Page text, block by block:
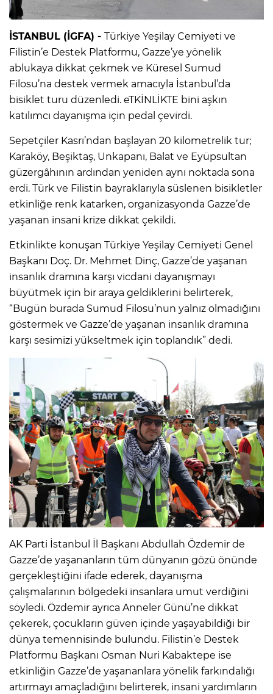
İSTANBUL (İGFA) - Türkiye Yeşilay Cemiyeti ve
Filistin’e Destek Platformu, Gazze’ye yönelik
ablukaya dikkat çekmek ve Küresel Sumud
Filosu’na destek vermek amacıyla İstanbul’da
bisiklet turu düzenledi. eTKİNLİKTE bini aşkın
katılımcı dayanışma için pedal çevirdi.
Sepetçiler Kasrı’ndan başlayan 20 kilometrelik tur;
Karaköy, Beşiktaş, Unkapanı, Balat ve Eyüpsultan
güzergâhının ardından yeniden aynı noktada sona
erdi. Türk ve Filistin bayraklarıyla süslenen bisikletler
etkinliğe renk katarken, organizasyonda Gazze’de
yaşanan insani krize dikkat çekildi.
Etkinlikte konuşan Türkiye Yeşilay Cemiyeti Genel
Başkanı Doç. Dr. Mehmet Dinç, Gazze’de yaşanan
insanlık dramına karşı vicdani dayanışmayı
büyütmek için bir araya geldiklerini belirterek,
“Bugün burada Sumud Filosu’nun yalnız olmadığını
göstermek ve Gazze’de yaşanan insanlık dramına
karşı sesimizi yükseltmek için toplandık” dedi.
AK Parti İstanbul İl Başkanı Abdullah Özdemir de
Gazze’de yaşananların tüm dünyanın gözü önünde
gerçekleştiğini ifade ederek, dayanışma
çalışmalarının bölgedeki insanlara umut verdiğini
söyledi. Özdemir ayrıca Anneler Günü’ne dikkat
çekerek, çocukların güven içinde yaşayabildiği bir
dünya temennisinde bulundu. Filistin’e Destek
Platformu Başkanı Osman Nuri Kabaktepe ise
etkinliğin Gazze’de yaşananlara yönelik farkındalığı
artırmayı amaçladığını belirterek, insani yardımların